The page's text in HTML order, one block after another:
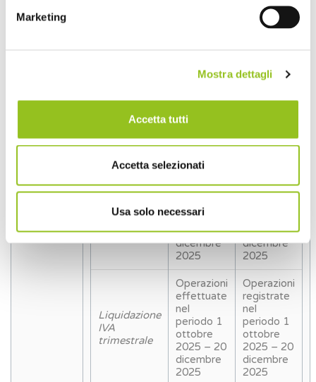
Marketing
Mostra dettagli
Accetta tutti
Accetta selezionati
Usa solo necessari
IVA del
soggetto
passivo
d’imposta
Operazioni
attive
Operazioni
Liquidazione
IVA mensile
Operazioni
nel
periodo 1°
dicembre
2025 – 20
dicembre
2025
nel
2025 – 20
dicembre
2025
Liquidazione
IVA
trimestrale
Operazioni
effettuate
nel
periodo 1
ottobre
2025 – 20
dicembre
2025
Operazioni
registrate
nel
periodo 1
ottobre
2025 – 20
dicembre
2025